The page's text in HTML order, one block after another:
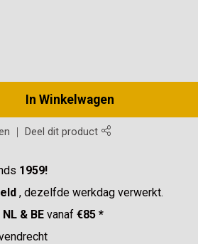
In Winkelwagen
Deel dit product
1959!
, dezelfde werkdag verwerkt.
NL & BE vanaf€85 *